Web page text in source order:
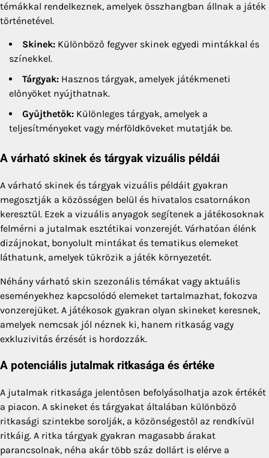
témákkal rendelkeznek, amelyek összhangban állnak a játék
történetével.
Skinek: Különböző fegyver skinek egyedi mintákkal és
színekkel.
Tárgyak: Hasznos tárgyak, amelyek játékmeneti
előnyöket nyújthatnak.
Gyűjthetők: Különleges tárgyak, amelyek a
teljesítményeket vagy mérföldköveket mutatják be.
A várható skinek és tárgyak vizuális példái
A várható skinek és tárgyak vizuális példáit gyakran
megosztják a közösségen belül és hivatalos csatornákon
keresztül. Ezek a vizuális anyagok segítenek a játékosoknak
felmérni a jutalmak esztétikai vonzerejét. Várhatóan élénk
dizájnokat, bonyolult mintákat és tematikus elemeket
láthatunk, amelyek tükrözik a játék környezetét.
Néhány várható skin szezonális témákat vagy aktuális
eseményekhez kapcsolódó elemeket tartalmazhat, fokozva
vonzerejüket. A játékosok gyakran olyan skineket keresnek,
amelyek nemcsak jól néznek ki, hanem ritkaság vagy
exkluzivitás érzését is hordozzák.
A potenciális jutalmak ritkasága és értéke
A jutalmak ritkasága jelentősen befolyásolhatja azok értékét
a piacon. A skineket és tárgyakat általában különböző
ritkasági szintekbe sorolják, a közönségestől az rendkívül
ritkáig. A ritka tárgyak gyakran magasabb árakat
parancsolnak, néha akár több száz dollárt is elérve a